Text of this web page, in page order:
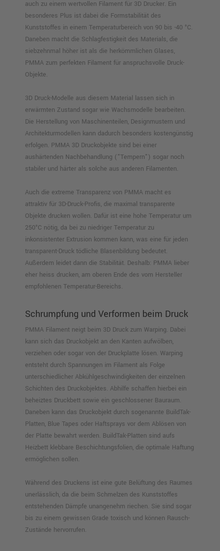
auch zu einem wertvollen Filament für 3D Drucker. Ein
besonderes Plus ist dabei die Formstabilität des
Kunststoffes in einem Temperaturbereich von 90 bis -40 °C.
Daneben macht die Schlagfestigkeit des Materials, die
siebzehnmal höher ist als die herkömmlichen Glases,
PMMA zum perfekten Filament für anspruchsvolle Druck-
Objekte.
3D Druck-Modelle aus diesem Material lassen sich in
erwärmten Zustand sogar wie Wachsmodelle bearbeiten.
Die Herstellung von Maschinenteilen, Designmustern und
Architekturmodellen kann dadurch besonders kostengünstig
erfolgen. PMMA 3D Druckobjekte sind bei einer
aushärtenden Nachbehandlung ("Tempern") sogar noch
stabiler und härter als solche aus anderen Filamenten.
Auch die extreme Transparenz von PMMA macht es
attraktiv für 3D-Druck-Profis, die maximal transparente
Objekte drucken wollen. Dafür ist eine hohe Temperatur um
250°C nötig, da bei zu niedriger Temperatur zu
inkonsistenter Extrusion kommen kann, was eine für jeden
transparent-Druck tödliche Blasenbildung bedeutet.
Außerdem leidet dann die Stabilität. Deshalb: PMMA lieber
eher heiss drucken, am oberen Ende des vom Hersteller
empfohlenen Temperatur-Bereichs.
Schrumpfung und Verformen beim Druck
PMMA Filament neigt beim 3D Druck zum Warping. Dabei
kann sich das Druckobjekt an den Kanten aufwölben,
verziehen oder sogar von der Druckplatte lösen. Warping
entsteht durch Spannungen im Filament als Folge
unterschiedlicher Abkühlgeschwindigkeiten der einzelnen
Schichten des Druckobjektes. Abhilfe schaffen hierbei ein
beheiztes Druckbett sowie ein geschlossener Bauraum.
Daneben kann das Druckobjekt durch sogenannte BuildTak-
Platten, Blue Tapes oder Haftsprays vor dem Ablösen von
der Platte bewahrt werden. BuildTak-Platten sind aufs
Heizbett klebbare Beschichtungsfolien, die optimale Haftung
ermöglichen sollen.
Während des Druckens ist eine gute Belüftung des Raumes
unerlässlich, da die beim Schmelzen des Kunststoffes
entstehenden Dämpfe unangenehm riechen. Sie sind sogar
bis zu einem gewissen Grade toxisch und können Rausch-
Zustände hervorrufen.